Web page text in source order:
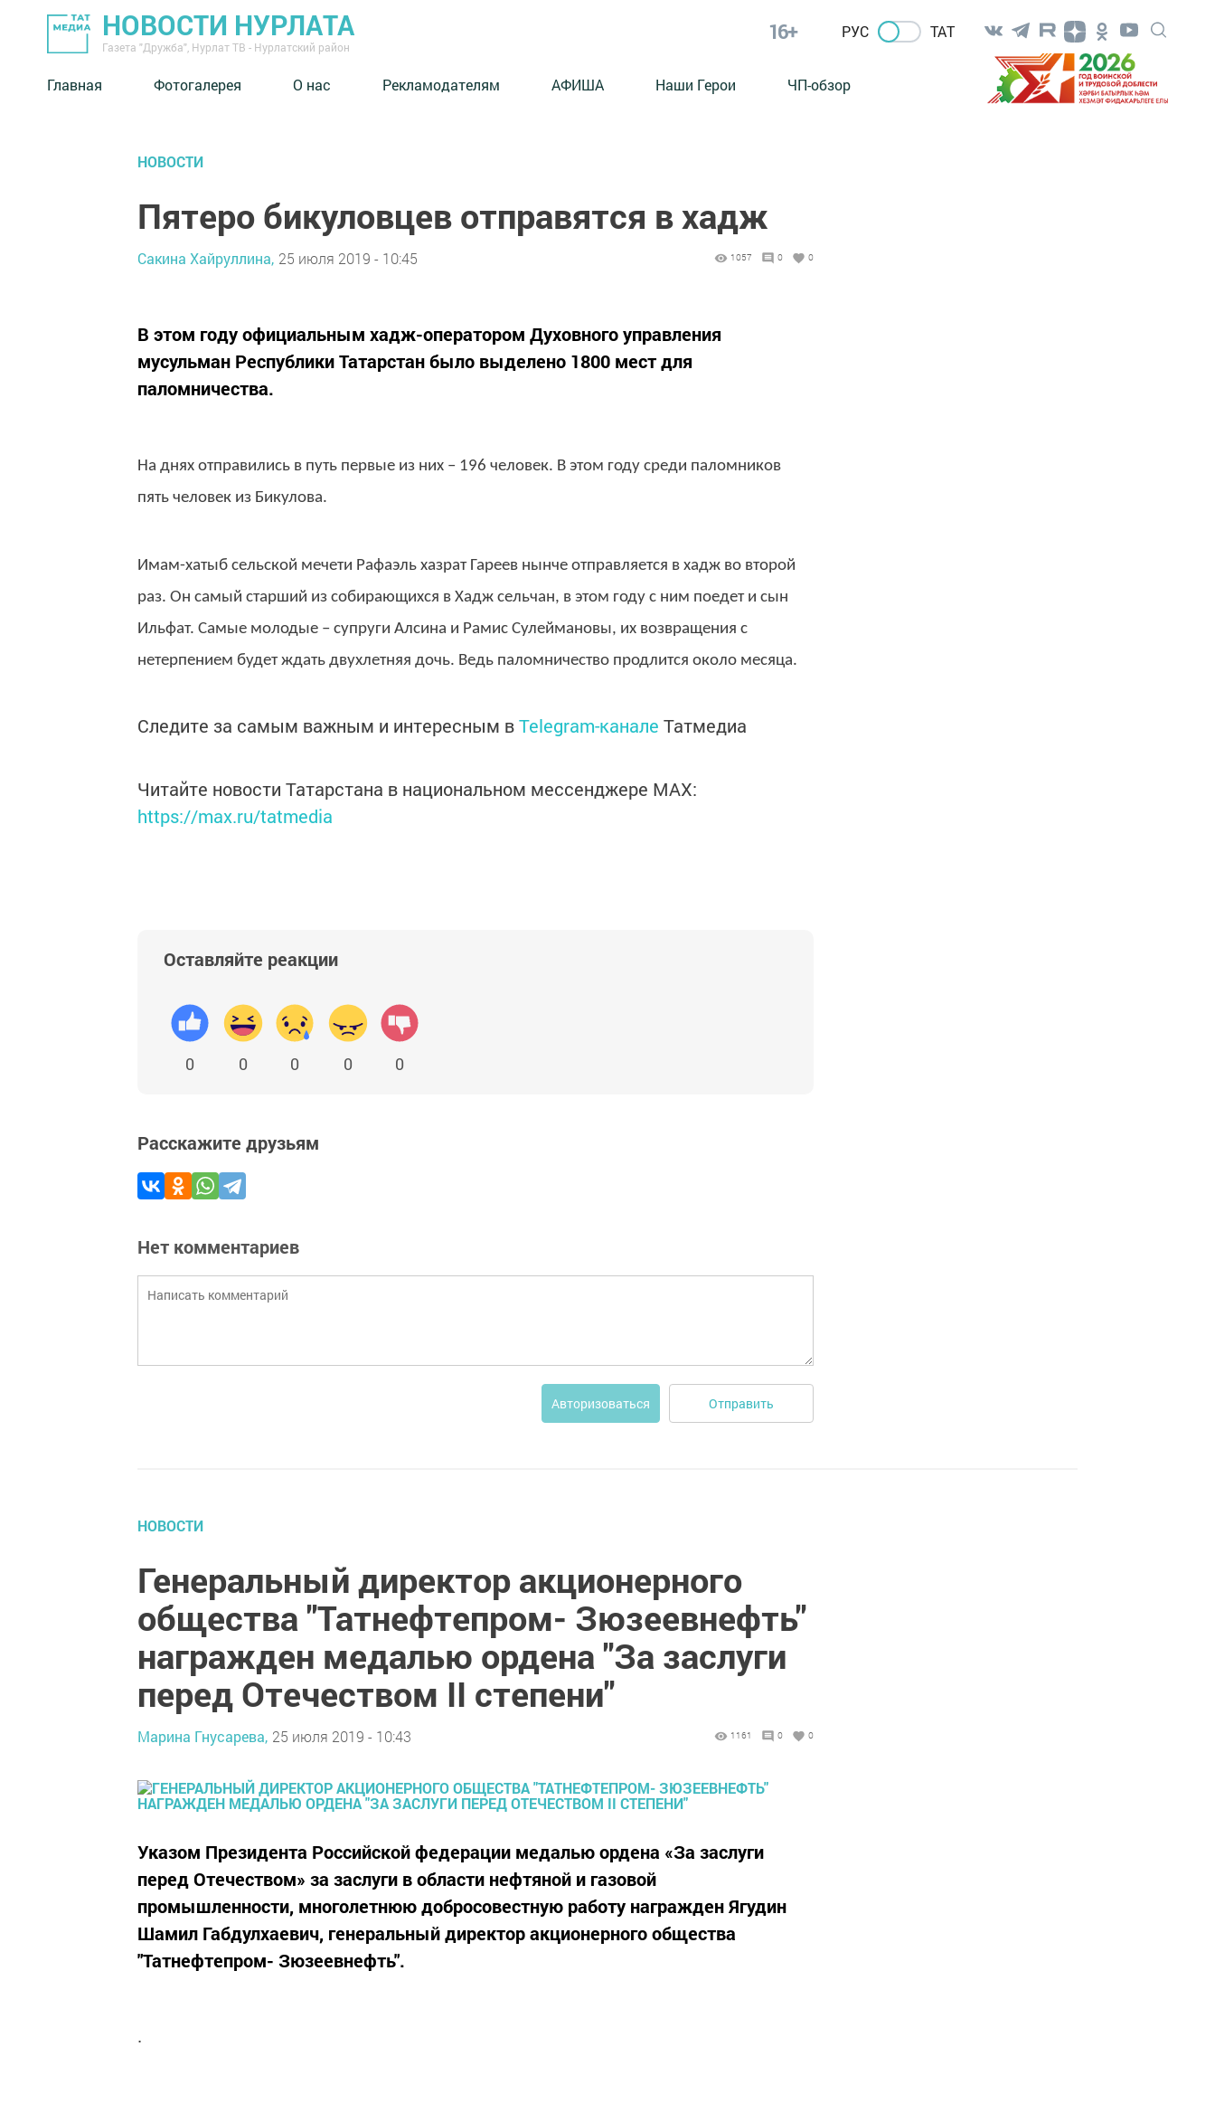
НОВОСТИ НУРЛАТА
Газета "Дружба", Нурлат ТВ - Нурлатский район
16+ РУС ТАТ
Главная Фотогалерея О нас Рекламодателям АФИША Наши Герои ЧП-обзор
НОВОСТИ
Пятеро бикуловцев отправятся в хадж
Сакина Хайруллина, 25 июля 2019 - 10:45 1057 0 0
В этом году официальным хадж-оператором Духовного управления
мусульман Республики Татарстан было выделено 1800 мест для
паломничества.
На днях отправились в путь первые из них – 196 человек. В этом году среди паломников
пять человек из Бикулова.
Имам-хатыб сельской мечети Рафаэль хазрат Гареев нынче отправляется в хадж во второй
раз. Он самый старший из собирающихся в Хадж сельчан, в этом году с ним поедет и сын
Ильфат. Самые молодые – супруги Алсина и Рамис Сулеймановы, их возвращения с
нетерпением будет ждать двухлетняя дочь. Ведь паломничество продлится около месяца.
Следите за самым важным и интересным вTelegram-канале Татмедиа
Читайте новости Татарстана в национальном мессенджере MАХ:
https://max.ru/tatmedia
Оставляйте реакции
0 0 0 0 0
Расскажите друзьям
Нет комментариев
Авторизоваться Отправить
НОВОСТИ
Генеральный директор акционерного
общества "Татнефтепром- Зюзеевнефть"
награжден медалью ордена "За заслуги
перед Отечеством II степени"
Марина Гнусарева, 25 июля 2019 - 10:43 1161 0 0
Указом Президента Российской федерации медалью ордена «За заслуги
перед Отечеством» за заслуги в области нефтяной и газовой
промышленности, многолетнюю добросовестную работу награжден Ягудин
Шамил Габдулхаевич, генеральный директор акционерного общества
"Татнефтепром- Зюзеевнефть".
.